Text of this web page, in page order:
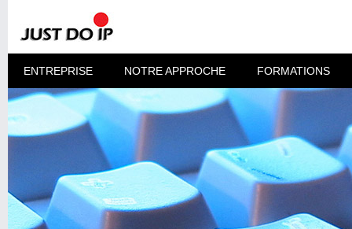
ENTREPRISE NOTRE APPROCHE FORMATIONS